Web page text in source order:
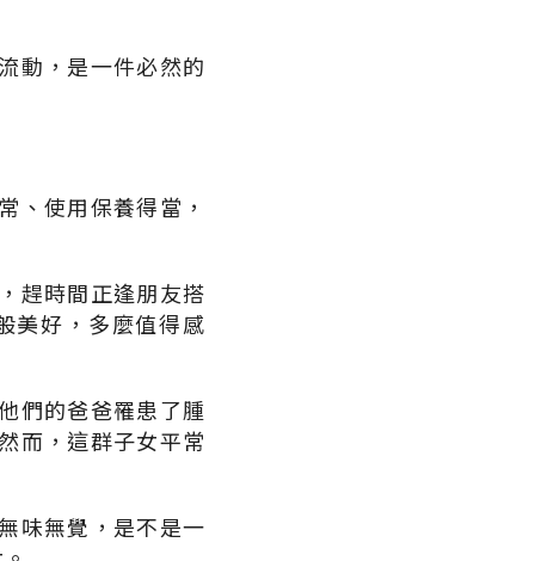
動，是一件必然的
、使用保養得當，
趕時間正逢朋友搭
美好，多麼值得感
們的爸爸罹患了腫
而，這群子女平常
味無覺，是不是一